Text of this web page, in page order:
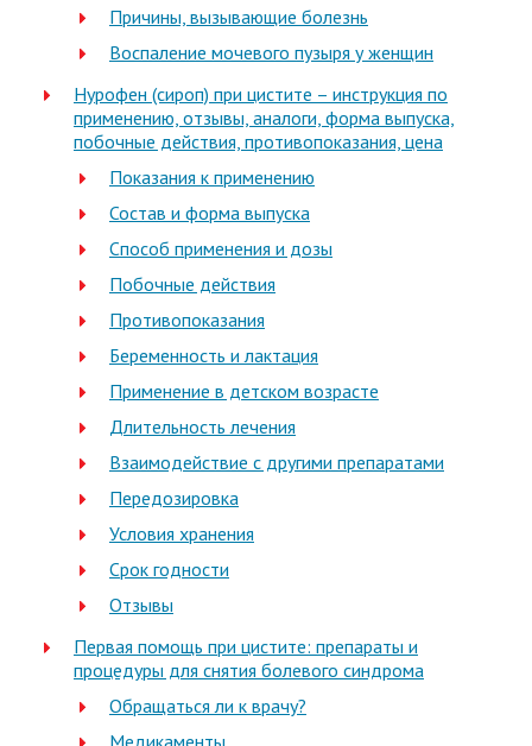
Причины, вызывающие болезнь
Воспаление мочевого пузыря у женщин
Нурофен (сироп) при цистите – инструкция по
применению, отзывы, аналоги, форма выпуска,
побочные действия, противопоказания, цена
Показания к применению
Состав и форма выпуска
Способ применения и дозы
Побочные действия
Противопоказания
Беременность и лактация
Применение в детском возрасте
Длительность лечения
Взаимодействие с другими препаратами
Передозировка
Условия хранения
Срок годности
Отзывы
Первая помощь при цистите: препараты и
процедуры для снятия болевого синдрома
Обращаться ли к врачу?
Медикаменты